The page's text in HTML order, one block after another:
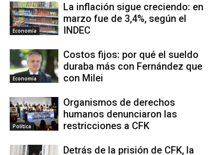
Economía
La inflación sigue creciendo: en
marzo fue de 3,4%, según el
INDEC
Economía
Costos fijos: por qué el sueldo
duraba más con Fernández que
con Milei
Política
Organismos de derechos
humanos denunciaron las
restricciones a CFK
Detrás de la prisión de CFK, la